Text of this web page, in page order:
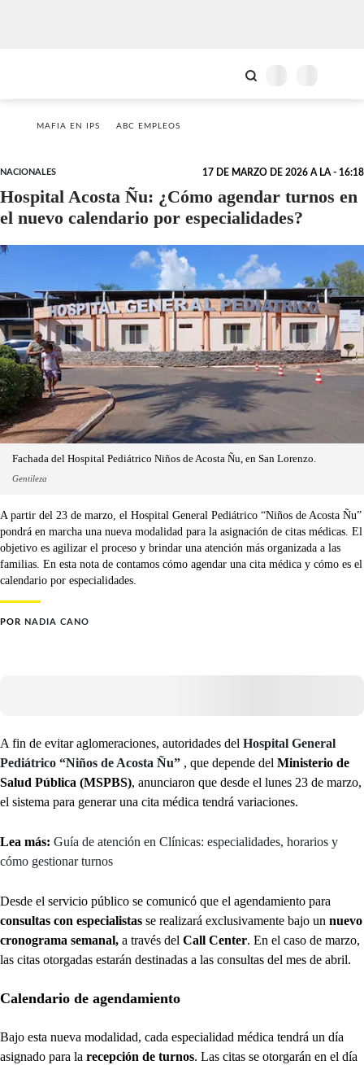
MAFIA EN IPS ABC EMPLEOS
NACIONALES 17 DE MARZO DE 2026 A LA - 16:18
Hospital Acosta Ñu: ¿Cómo agendar turnos en
el nuevo calendario por especialidades?
Fachada del Hospital Pediátrico Niños de Acosta Ñu, en San Lorenzo.
Gentileza
A partir del 23 de marzo, el Hospital General Pediátrico “Niños de Acosta Ñu”
pondrá en marcha una nueva modalidad para la asignación de citas médicas. El
objetivo es agilizar el proceso y brindar una atención más organizada a las
familias. En esta nota de contamos cómo agendar una cita médica y cómo es el
calendario por especialidades.
POR NADIA CANO
A fin de evitar aglomeraciones, autoridades del Hospital General
Pediátrico “Niños de Acosta Ñu” , que depende del Ministerio de
Salud Pública (MSPBS), anunciaron que desde el lunes 23 de marzo,
el sistema para generar una cita médica tendrá variaciones.
Lea más: Guía de atención en Clínicas: especialidades, horarios y
cómo gestionar turnos
Desde el servicio público se comunicó que el agendamiento para
consultas con especialistas se realizará exclusivamente bajo un nuevo
cronograma semanal, a través del Call Center. En el caso de marzo,
las citas otorgadas estarán destinadas a las consultas del mes de abril.
Calendario de agendamiento
Bajo esta nueva modalidad, cada especialidad médica tendrá un día
asignado para la recepción de turnos. Las citas se otorgarán en el día